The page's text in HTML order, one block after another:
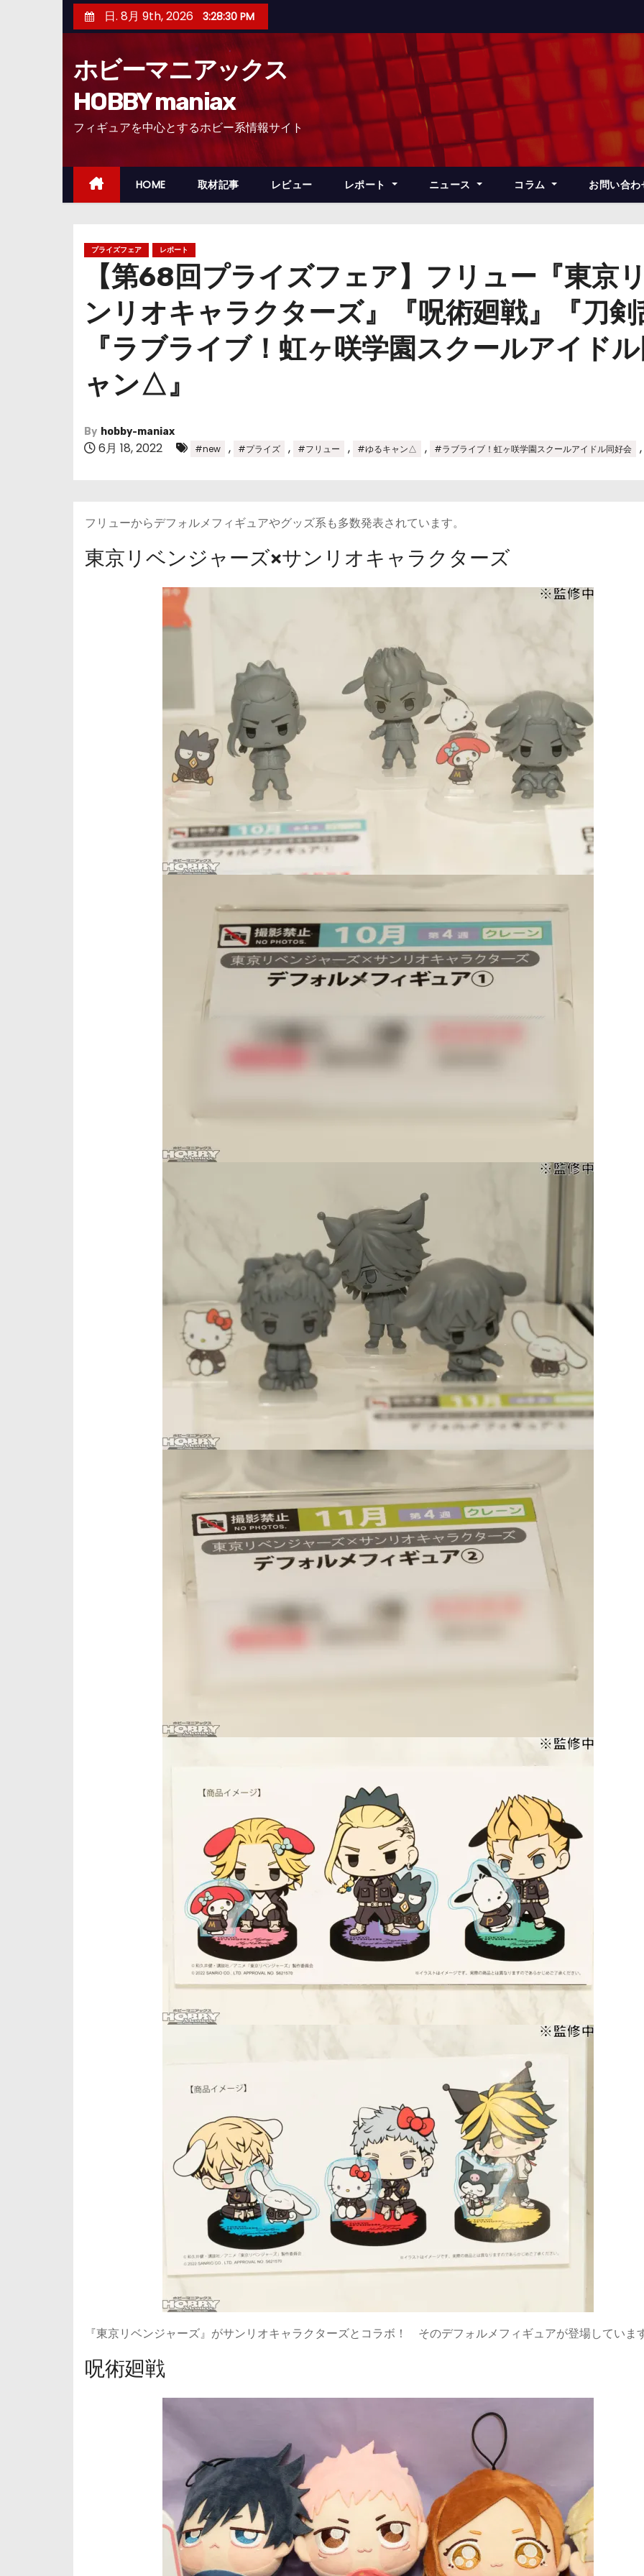
ン
ッ
日. 8月 9th, 2026 3:28:31 PM
ホビーマニアックス
HOBBY maniax
フィギュアを中心とするホビー系情報サイト
HOME 取材記事 レビュー レポート ニュース コラム お問い合わ
プライズフェア レポート
【第68回プライズフェア】フリュー『東京
ンリオキャラクターズ』『呪術廻戦』『刀
『ラブライブ！虹ヶ咲学園スクールアイド
ャン△』
By hobby-maniax
6月 18, 2022 #new , #プライズ , #フリュー , #ゆるキャン△ , #ラブライブ！虹ヶ咲学園スクールアイドル同好会 ,
フリューからデフォルメフィギュアやグッズ系も多数発表されています。
東京リベンジャーズ×サンリオキャラクターズ
『東京リベンジャーズ』がサンリオキャラクターズとコラボ！ そのデフォルメフィギュアが登場していま
呪術廻戦